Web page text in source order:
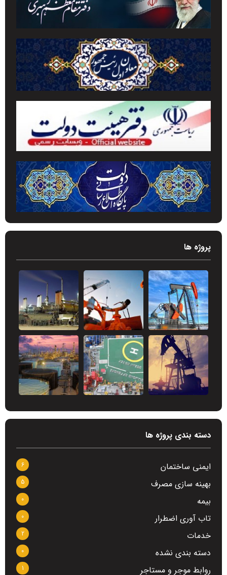
پروژه ها
دسته بندی پروژه ها
ایمنی ساختمان 6
بهینه سازی مصرف 5
بیمه 0
تاب آوری اضطرار 0
خدمات 2
دسته بندی نشده 0
روابط موجر و مستاجر 1